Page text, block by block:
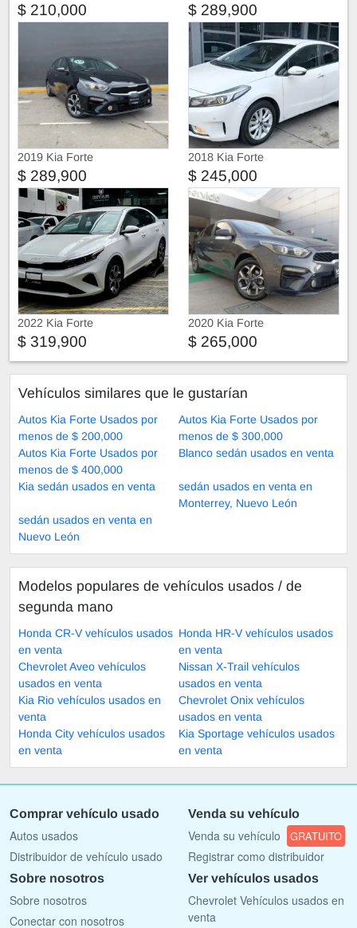
$ 210,000 $ 289,900
2019 Kia Forte
$ 289,900
2018 Kia Forte
$ 245,000
2022 Kia Forte
$ 319,900
2020 Kia Forte
$ 265,000
Vehículos similares que le gustarían
Autos Kia Forte Usados por
menos de $ 200,000
Autos Kia Forte Usados por
menos de $ 300,000
Autos Kia Forte Usados por
menos de $ 400,000
Blanco sedán usados en venta
Kia sedán usados en venta
sedán usados en venta en
Monterrey, Nuevo León
sedán usados en venta en
Nuevo León
Modelos populares de vehículos usados ​​/ de
segunda mano
Honda CR-V vehículos usados
en venta
Honda HR-V vehículos usados
en venta
Chevrolet Aveo vehículos
usados en venta
Nissan X-Trail vehículos
usados en venta
Kia Rio vehículos usados en
venta
Chevrolet Onix vehículos
usados en venta
Honda City vehículos usados
en venta
Kia Sportage vehículos usados
en venta
Comprar vehículo usado
Autos usados
Distribuidor de vehículo usado
Venda su vehículo
Venda su vehículo GRATUITO
Registrar como distribuidor
Sobre nosotros
Sobre nosotros
Conectar con nosotros
Ver vehículos usados
Chevrolet Vehículos usados en
venta